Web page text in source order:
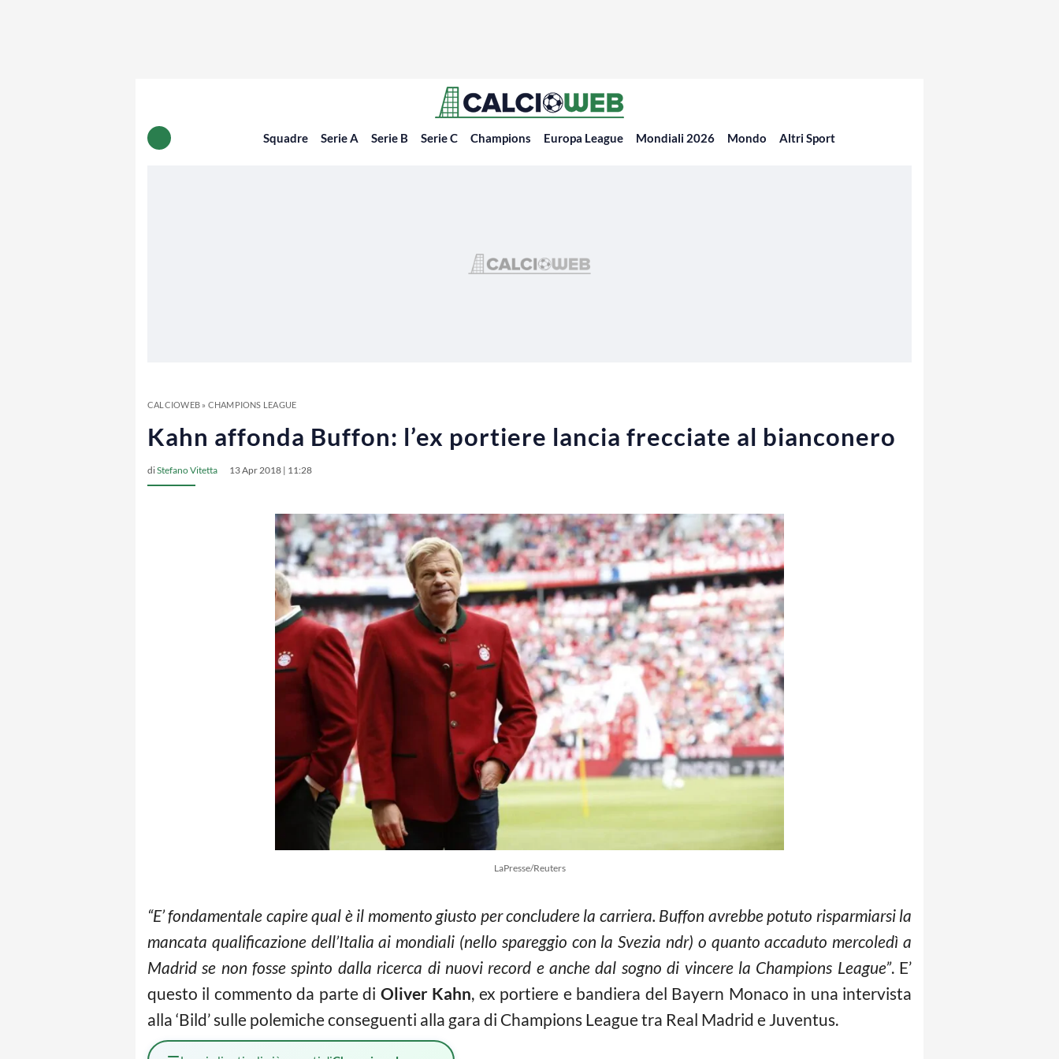
Squadre Serie A Serie B Serie C Champions Europa League Mondiali 2026 Mondo Altri Sport
CALCIOWEB» CHAMPIONS LEAGUE
Kahn affonda Buffon: l’ex portiere lancia frecciate al bianconero
diStefano Vitetta 13 Apr 2018 | 11:28
LaPresse/Reuters
“E’ fondamentale capire qual è il momento giusto per concludere la carriera. Buffon avrebbe potuto risparmiarsi la
mancata qualificazione dell’Italia ai mondiali (nello spareggio con la Svezia ndr) o quanto accaduto mercoledì a
Madrid se non fosse spinto dalla ricerca di nuovi record e anche dal sogno di vincere la Champions League”. E’
questo il commento da parte di Oliver Kahn, ex portiere e bandiera del Bayern Monaco in una intervista
alla ‘Bild’ sulle polemiche conseguenti alla gara di Champions League tra Real Madrid e Juventus.